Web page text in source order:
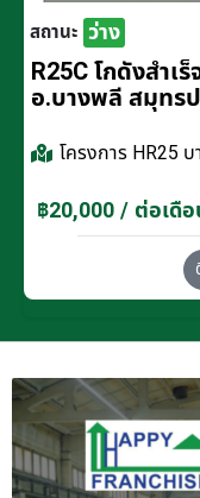
สถานะ ว่าง
R25C โกดังสำเ
อ.บางพลี สมุทร
โครงการ HR25
฿20,000 / ต่อเดื